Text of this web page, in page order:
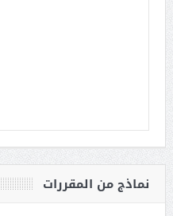
نماذج من المقررات